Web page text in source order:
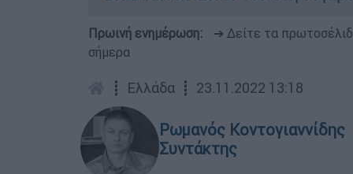
Πρωινή ενημέρωση: ➔ Δείτε τα
σήμερα
┋ Ελλάδα ┋ 23.11.2022 13:18
Ρωμανός Κοντογιαννίδης
Συντάκτης